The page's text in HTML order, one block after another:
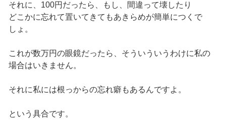
それに、100円だったら、もし、間違って壊したり
どこかに忘れて置いてきてもあきらめが簡単につくで
しょ。
これが数万円の眼鏡だったら、そういういうわけに私の
場合はいきません。
それに私には根っからの忘れ癖もあるんですよ。
という具合です。